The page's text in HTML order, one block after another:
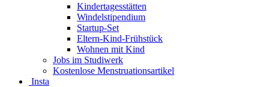
Kindertagesstätten
Windelstipendium
Startup-Set
Eltern-Kind-Frühstück
Wohnen mit Kind
Jobs im Studiwerk
Kostenlose Menstruationsartikel
Insta